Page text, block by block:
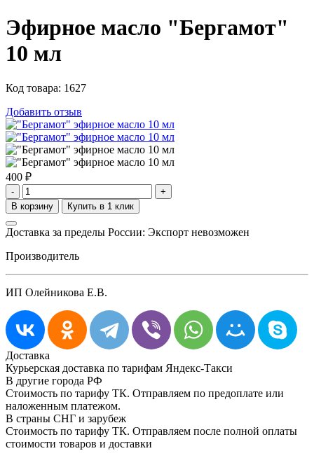
Эфирное масло "Бергамот"
10 мл
Код товара: 1627
Добавить отзыв
400 ₽
- +
Доставка за пределы России: Экспорт невозможен
Производитель
ИП Олейникова Е.В.
Доставка
Курьерская доставка по тарифам Яндекс-Такси
В другие города РФ
Стоимость по тарифу ТК. Отправляем по предоплате или
наложенным платежом.
В страны СНГ и зарубеж
Стоимость по тарифу ТК. Отправляем после полной оплаты
стоимости товаров и доставки